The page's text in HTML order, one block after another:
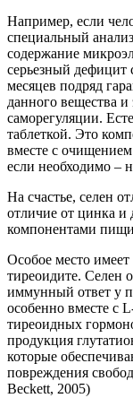
Например, если
специальный
содержание
серьезный
месяцев подряд
данного вещества
саморегуляции.
таблеткой. Это
вместе с
если необходимо –
На счастье, селен
отличие от цинка и
компонентами
Особое место
тиреоидите. Селен
иммунный ответ у
особенно вместе с
тиреоидных
продукция
которые
повреждения
Beckett, 2005)